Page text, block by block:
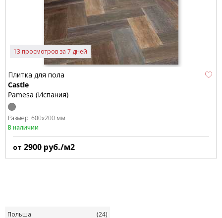
13 просмотров за 7 дней
Плитка для пола
Castle
Pamesa (Испания)
Размер: 600x200 мм
В наличии
от 2900 руб./м2
Польша (24)